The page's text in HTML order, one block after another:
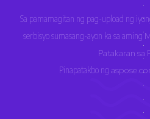
Sa pamamagitan ng pag-upload ng
serbisyo sumasang-ayon ka sa aming
Patakaran sa
Pinapatakbo ng